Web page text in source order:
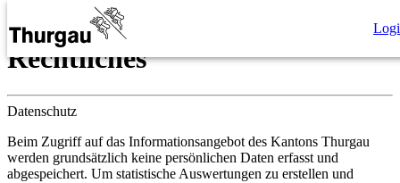
Rechtliches
Datenschutz
Beim Zugriff auf das Informationsangebot des Kantons Thurgau
werden grundsätzlich keine persönlichen Daten erfasst und
abgespeichert. Um statistische Auswertungen zu erstellen und